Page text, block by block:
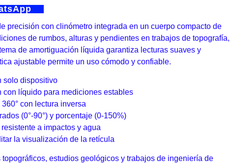
precisión con clinómetro integrada en un cuerpo compacto de
de rumbos, alturas y pendientes en trabajos de topografía,
de amortiguación líquida garantiza lecturas suaves y
ajustable permite un uso cómodo y confiable.
solo dispositivo
con líquido para mediciones estables
con lectura inversa
(0°-90°) y porcentaje (0-150%)
a impactos y agua
la visualización de la retícula
topográficos, estudios geológicos y trabajos de ingeniería de